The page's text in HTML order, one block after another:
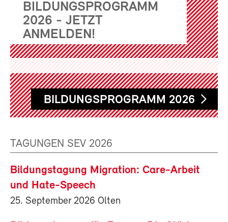
BILDUNGSPROGRAMM
2026 - JETZT
ANMELDEN!
BILDUNGSPROGRAMM 2026
TAGUNGEN SEV 2026
Bildungstagung Migration: Care-Arbeit
und Hate-Speech
25. September 2026 Olten